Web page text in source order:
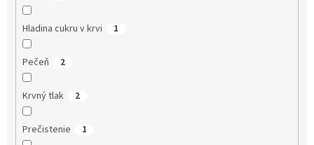
Hladina cukru v krvi 1
Pečeň 2
Krvný tlak 2
Prečistenie 1